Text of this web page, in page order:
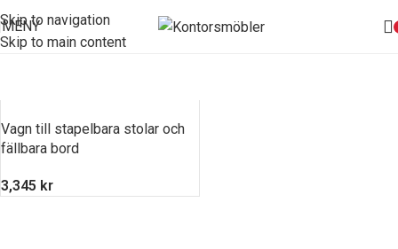
Skip to navigation
Skip to main content
MENY
Vagn till stapelbara stolar och
fällbara bord
3,345 kr